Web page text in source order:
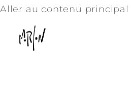
Aller au contenu principal